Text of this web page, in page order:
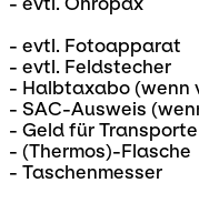
- evtl. Ohropax
- evtl. Fotoapparat
- evtl. Feldstecher
- Halbtaxabo (wenn
- SAC-Ausweis
- Geld für
- (Thermos)-Flasche
- Taschenmesser